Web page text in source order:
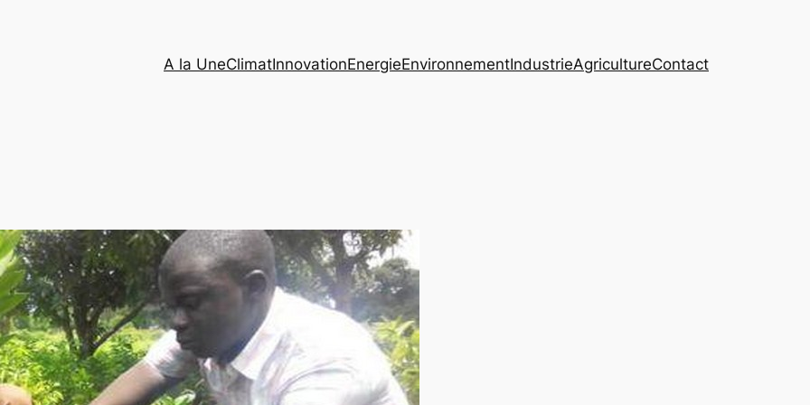
A la UneClimatInnovationEnergieEnvironnementIndustrieAgricultureContact